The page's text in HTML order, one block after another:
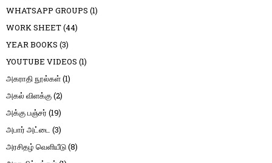
WHATSAPP GROUPS (1)
WORK SHEET(44)
YEAR BOOKS (3)
YOUTUBE VIDEOS (1)
அகராதி நூல்கள்(1)
அகல் விளக்கு(2)
அக்கு பஞ்சர் (19)
அபார் அட்டை (3)
அரசிதழ் வெளியீடு(8)